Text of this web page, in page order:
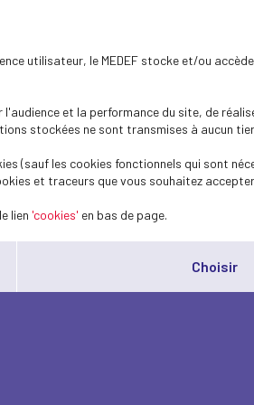
utilisateur, le MEDEF stocke et/ou
et la performance du site, de
stockées ne sont transmises à aucun
(sauf les cookies fonctionnels qui sont
et traceurs que vous souhaitez
lien 'cookies' en bas de page.
Choisir